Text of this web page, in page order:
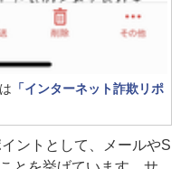
「インターネット詐欺リポ
ントとして、メールやS